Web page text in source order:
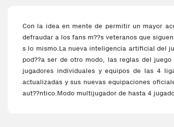
Con la idea en mente de permitir un mayor
defraudar a los fans m??s veteranos que
s lo mismo.La nueva inteligencia artificial del
pod??a ser de otro modo, las reglas del
jugadores individuales y equipos de las 4
actualizadas y sus nuevas equipaciones
aut??ntico.Modo multijugador de hasta 4